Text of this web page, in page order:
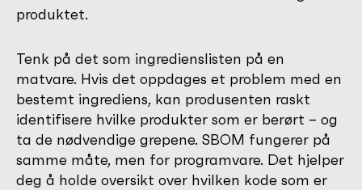
produktet.
Tenk på det som ingredienslisten på en
matvare. Hvis det oppdages et problem med en
bestemt ingrediens, kan produsenten raskt
identifisere hvilke produkter som er berørt – og
ta de nødvendige grepene. SBOM fungerer på
samme måte, men for programvare. Det hjelper
deg å holde oversikt over hvilken kode som er